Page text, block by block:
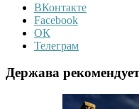
ВКонтакте
Facebook
ОК
Телеграм
Держава рекомендует